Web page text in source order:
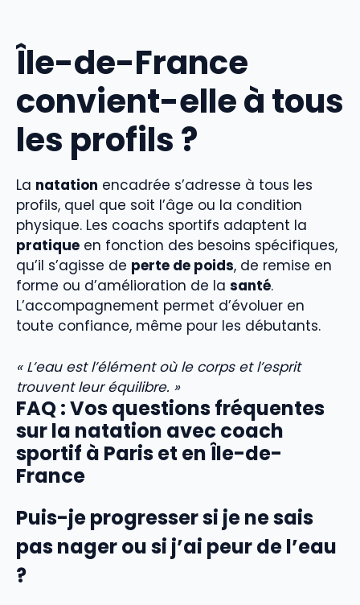
Île-de-France
convient-elle à tous
les profils ?
La natation encadrée s’adresse à tous les
profils, quel que soit l’âge ou la condition
physique. Les coachs sportifs adaptent la
pratique en fonction des besoins spécifiques,
qu’il s’agisse de perte de poids, de remise en
forme ou d’amélioration de la santé.
L’accompagnement permet d’évoluer en
toute confiance, même pour les débutants.
« L’eau est l’élément où le corps et l’esprit
trouvent leur équilibre. »
FAQ : Vos questions fréquentes
sur la natation avec coach
sportif à Paris et en Île-de-
France
Puis-je progresser si je ne sais
pas nager ou si j’ai peur de l’eau
?